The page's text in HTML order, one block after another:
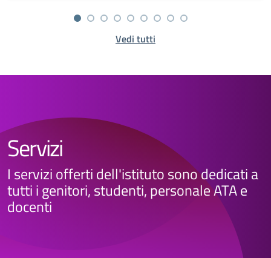
Vedi tutti
Servizi
I servizi offerti dell'istituto sono dedicati a
tutti i genitori, studenti, personale ATA e
docenti